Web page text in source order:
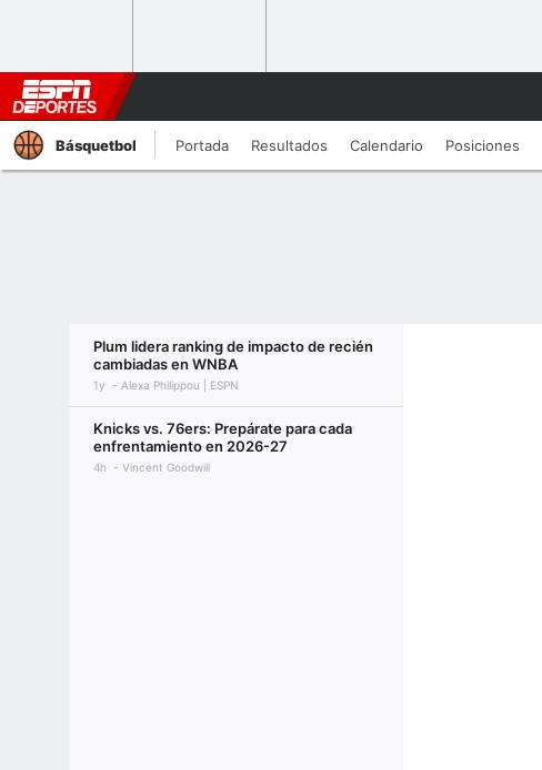
Básquetbol Portada Resultados Calendario Posiciones
Plum lidera ranking de impacto de recién
cambiadas en WNBA
1y Alexa Philippou | ESPN
Knicks vs. 76ers: Prepárate para cada
enfrentamiento en 2026-27
4h Vincent Goodwill